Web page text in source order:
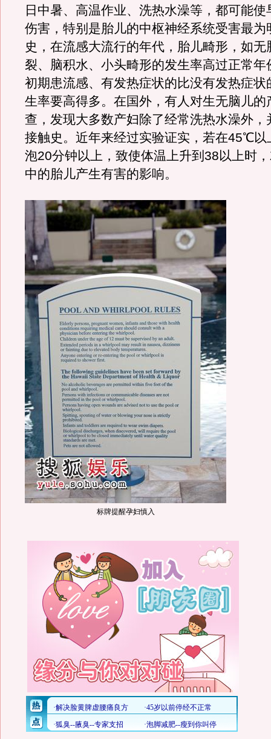
日中暑、高温作业、洗热水澡等，都可能使
伤害，特别是胎儿的中枢神经系统受害最为
史，在流感大流行的年代，胎儿畸形，如无
裂、脑积水、小头畸形的发生率高过正常年
初期患流感、有发热症状的比没有发热症状
生率要高得多。在国外，有人对生无脑儿的
查，发现大多数产妇除了经常洗热水澡外，
接触史。近年来经过实验证实，若在45℃以
泡20分钟以上，致使体温上升到38以上时
中的胎儿产生有害的影响。
标牌提醒孕妇慎入